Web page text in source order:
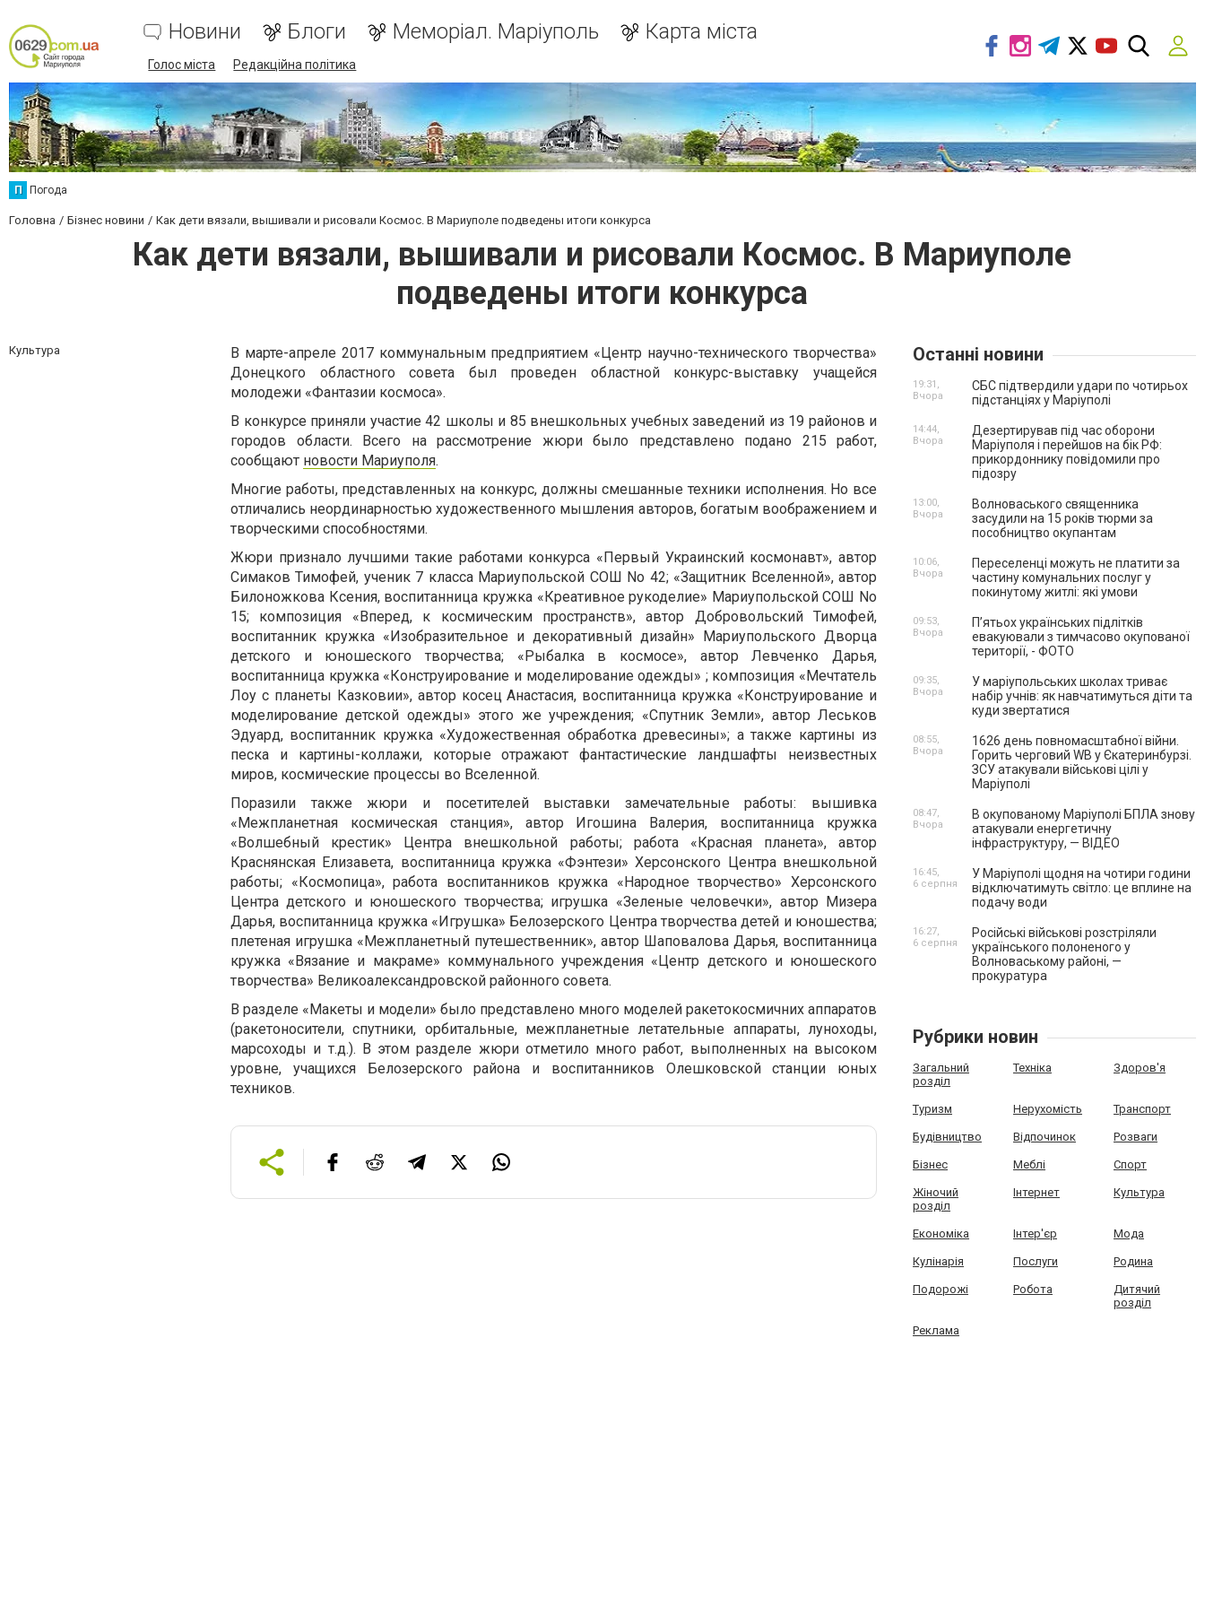
Новини Блоги Меморіал. Маріуполь Карта міста
Голос міста Редакційна політика
П Погода
Головна Бізнес новини Как дети вязали, вышивали и рисовали Космос. В Мариуполе подведены итоги конкурса
Как дети вязали, вышивали и рисовали Космос. В Мариуполе
подведены итоги конкурса
Культура
В марте-апреле 2017 коммунальным предприятием «Центр научно-технического творчества»
Донецкого областного совета был проведен областной конкурс-выставку учащейся
молодежи «Фантазии космоса».
В конкурсе приняли участие 42 школы и 85 внешкольных учебных заведений из 19 районов и
городов области. Всего на рассмотрение жюри было представлено подано 215 работ,
сообщают новости Мариуполя.
Многие работы, представленных на конкурс, должны смешанные техники исполнения. Но все
отличались неординарностью художественного мышления авторов, богатым воображением и
творческими способностями.
Жюри признало лучшими такие работами конкурса «Первый Украинский космонавт», автор
Симаков Тимофей, ученик 7 класса Мариупольской СОШ No 42; «Защитник Вселенной», автор
Билоножкова Ксения, воспитанница кружка «Креативное рукоделие» Мариупольской СОШ No
15; композиция «Вперед, к космическим пространств», автор Добровольский Тимофей,
воспитанник кружка «Изобразительное и декоративный дизайн» Мариупольского Дворца
детского и юношеского творчества; «Рыбалка в космосе», автор Левченко Дарья,
воспитанница кружка «Конструирование и моделирование одежды» ; композиция «Мечтатель
Лоу с планеты Казковии», автор косец Анастасия, воспитанница кружка «Конструирование и
моделирование детской одежды» этого же учреждения; «Спутник Земли», автор Леськов
Эдуард, воспитанник кружка «Художественная обработка древесины»; а также картины из
песка и картины-коллажи, которые отражают фантастические ландшафты неизвестных
миров, космические процессы во Вселенной.
Поразили также жюри и посетителей выставки замечательные работы: вышивка
«Межпланетная космическая станция», автор Игошина Валерия, воспитанница кружка
«Волшебный крестик» Центра внешкольной работы; работа «Красная планета», автор
Краснянская Елизавета, воспитанница кружка «Фэнтези» Херсонского Центра внешкольной
работы; «Космопица», работа воспитанников кружка «Народное творчество» Херсонского
Центра детского и юношеского творчества; игрушка «Зеленые человечки», автор Мизера
Дарья, воспитанница кружка «Игрушка» Белозерского Центра творчества детей и юношества;
плетеная игрушка «Межпланетный путешественник», автор Шаповалова Дарья, воспитанница
кружка «Вязание и макраме» коммунального учреждения «Центр детского и юношеского
творчества» Великоалександровской районного совета.
В разделе «Макеты и модели» было представлено много моделей ракетокосмичних аппаратов
(ракетоносители, спутники, орбитальные, межпланетные летательные аппараты, луноходы,
марсоходы и т.д.). В этом разделе жюри отметило много работ, выполненных на высоком
уровне, учащихся Белозерского района и воспитанников Олешковской станции юных
техников.
Останні новини
СБС підтвердили удари по чотирьох
підстанціях у Маріуполі
19:31,
Вчора
Дезертирував під час оборони
Маріуполя і перейшов на бік РФ:
прикордоннику повідомили про
підозру
14:44,
Вчора
Волноваського священника
засудили на 15 років тюрми за
пособництво окупантам
13:00,
Вчора
Переселенці можуть не платити за
частину комунальних послуг у
покинутому житлі: які умови
10:06,
Вчора
П’ятьох українських підлітків
евакуювали з тимчасово окупованої
території, - ФОТО
09:53,
Вчора
У маріупольських школах триває
набір учнів: як навчатимуться діти та
куди звертатися
09:35,
Вчора
1626 день повномасштабної війни.
Горить черговий WB у Єкатеринбурзі.
ЗСУ атакували військові цілі у
Маріуполі
08:55,
Вчора
В окупованому Маріуполі БПЛА знову
атакували енергетичну
інфраструктуру, — ВІДЕО
08:47,
Вчора
У Маріуполі щодня на чотири години
відключатимуть світло: це вплине на
подачу води
16:45,
6 серпня
Російські військові розстріляли
українського полоненого у
Волноваському районі, —
прокуратура
16:27,
6 серпня
Рубрики новин
Загальний
розділ
Техніка Здоров'я
Туризм Нерухомість Транспорт
Будівництво Відпочинок Розваги
Бізнес Меблі Спорт
Жіночий
розділ
Інтернет Культура
Економіка Інтер'єр Мода
Кулінарія Послуги Родина
Подорожі Робота
Дитячий
розділ
Реклама